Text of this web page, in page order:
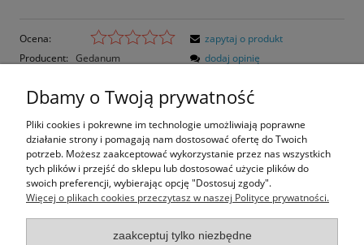
Ocena:
Producent: Gedanum
zapytaj o produkt
dodaj opinię
Opis
Opinie o produkcie (0)
Rozmiar pocztówki: 14,8x10,5 cm
Dbamy o Twoją prywatność
Pliki cookies i pokrewne im technologie umożliwiają poprawne
działanie strony i pomagają nam dostosować ofertę do Twoich
potrzeb. Możesz zaakceptować wykorzystanie przez nas wszystkich
tych plików i przejść do sklepu lub dostosować użycie plików do
swoich preferencji, wybierając opcję "Dostosuj zgody".
Więcej o plikach cookies przeczytasz w naszej Polityce prywatności.
zaakceptuj tylko niezbędne